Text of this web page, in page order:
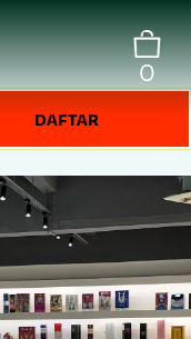
0
DAFTAR